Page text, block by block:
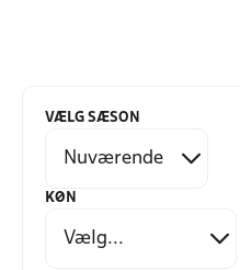
VÆLG SÆSON
KØN